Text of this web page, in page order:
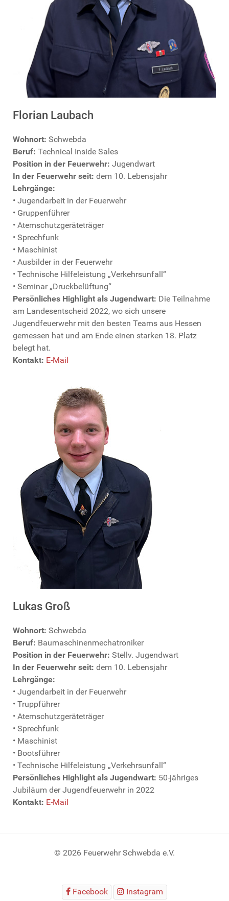
Florian Laubach
Wohnort: Schwebda
Beruf: Technical Inside Sales
Position in der Feuerwehr: Jugendwart
In der Feuerwehr seit: dem 10. Lebensjahr
Lehrgänge:
• Jugendarbeit in der Feuerwehr
• Gruppenführer
• Atemschutzgeräteträger
• Sprechfunk
• Maschinist
• Ausbilder in der Feuerwehr
• Technische Hilfeleistung „Verkehrsunfall“
• Seminar „Druckbelüftung“
Persönliches Highlight als Jugendwart: Die Teilnahme
am Landesentscheid 2022, wo sich unsere
Jugendfeuerwehr mit den besten Teams aus Hessen
gemessen hat und am Ende einen starken 18. Platz
belegt hat.
Kontakt: E-Mail
Lukas Groß
Wohnort: Schwebda
Beruf: Baumaschinenmechatroniker
Position in der Feuerwehr: Stellv. Jugendwart
In der Feuerwehr seit: dem 10. Lebensjahr
Lehrgänge:
• Jugendarbeit in der Feuerwehr
• Truppführer
• Atemschutzgeräteträger
• Sprechfunk
• Maschinist
• Bootsführer
• Technische Hilfeleistung „Verkehrsunfall“
Persönliches Highlight als Jugendwart: 50-jähriges
Jubiläum der Jugendfeuerwehr in 2022
Kontakt: E-Mail
© 2026 Feuerwehr Schwebda e.V.
Facebook Instagram